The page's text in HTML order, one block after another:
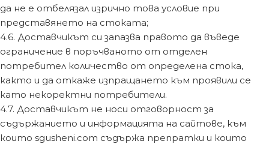
да не е отбелязал изрично това условие при
представянето на стоката;
4.6. Доставчикът си запазва правото да въведе
ограничение в поръчваното от отделен
потребител количество от определена стока,
както и да откаже изпращането към проявили се
като некоректни потребители.
4.7. Доставчикът не носи отговорност за
съдържанието и информацията на сайтове, към
които sgusheni.com съдържа препратки и които